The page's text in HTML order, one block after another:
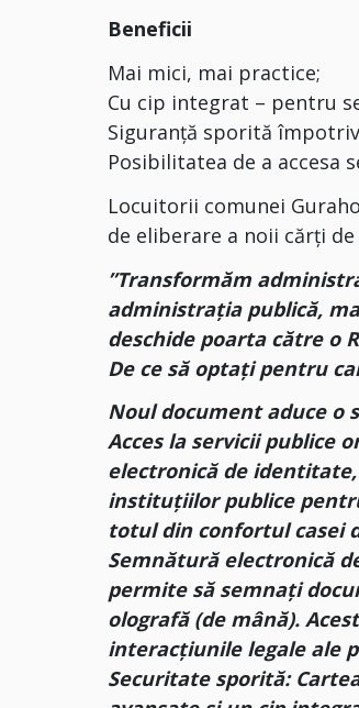
Beneficii
Mai mici, mai practice;
Cu cip integrat – pentru
Siguranță sporită
Posibilitatea de a accesa
Locuitorii comunei
de eliberare a noii cărți
”Transformăm
administrația publică,
deschide poarta către o
De ce să optați pentru
Noul document aduce o
Acces la servicii publice
electronică de
instituțiilor publice
totul din confortul casei
Semnătură electronică
permite să semnați
olografă (de mână).
interacțiunile legale ale
Securitate sporită: